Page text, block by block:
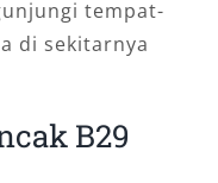
tempat-
di sekitarnya
B29